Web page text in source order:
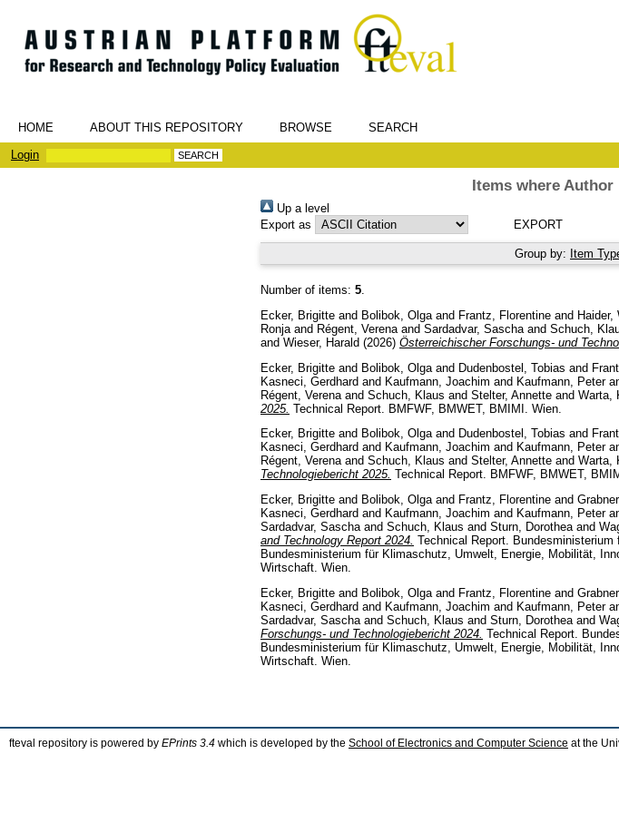
HOME ABOUT THIS REPOSITORY BROWSE
SEARCH
Login
Items where Author
Up a level
Export as
Group by: Item
Number of items: 5.
Ecker, Brigitte and Bolibok, Olga and Frantz, Florentine and Haider,
Ronja and Régent, Verena and Sardadvar, Sascha and Schuch,
and Wieser, Harald (2026) Österreichischer Forschungs- und
Ecker, Brigitte and Bolibok, Olga and Dudenbostel, Tobias and
Kasneci, Gerdhard and Kaufmann, Joachim and Kaufmann, Peter
Régent, Verena and Schuch, Klaus and Stelter, Annette and Warta,
2025. Technical Report. BMFWF, BMWET, BMIMI. Wien.
Ecker, Brigitte and Bolibok, Olgaand Dudenbostel, Tobias and
Kasneci, Gerdhard and Kaufmann, Joachim and Kaufmann, Peter
Régent, Verenaand Schuch, Klaus and Stelter, Annette and Warta,
Technologiebericht 2025. Technical Report. BMFWF, BMWET,
Ecker, Brigitte and Bolibok, Olgaand Frantz, Florentine and
Kasneci, Gerdhard and Kaufmann, Joachim and Kaufmann, Peter
Sardadvar, Saschaand Schuch, Klaus and Sturn, Dorotheaand
and Technology Report 2024. Technical Report.
Bundesministerium für Klimaschutz, Umwelt, Energie, Mobilität,
Wirtschaft. Wien.
Ecker, Brigitte and Bolibok, Olga and Frantz, Florentine and
Kasneci, Gerdhard and Kaufmann, Joachim and Kaufmann, Peter
Sardadvar, Sascha and Schuch, Klaus and Sturn, Dorothea and
Forschungs- und Technologiebericht 2024. Technical Report.
Bundesministerium für Klimaschutz, Umwelt, Energie, Mobilität,
Wirtschaft. Wien.
fteval repository is powered by EPrints 3.4 which is developed by the School of Electronics and Computer Science at the